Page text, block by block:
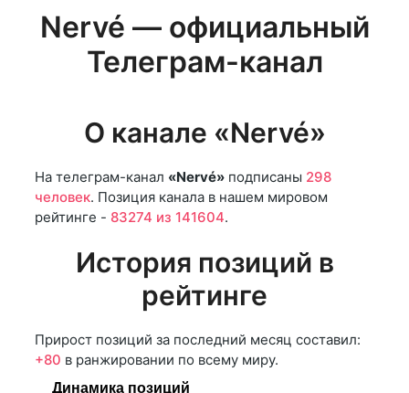
Nervé — официальный
Телеграм-канал
О канале «Nervé»
На телеграм-канал «Nervé» подписаны 298
человек. Позиция канала в нашем мировом
рейтинге - 83274 из 141604.
История позиций в
рейтинге
Прирост позиций за последний месяц составил:
+80 в ранжировании по всему миру.
Динамика позиций